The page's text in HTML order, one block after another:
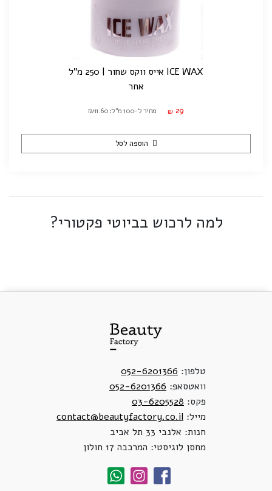
ICE WAX אייס ווקס שחור | 250 מ"ל
אחר
₪ 29 מחיר ל-100 מ"ל: ₪11.60
הוספה לסל
למה לרכוש בביוטי פקטורי?
טלפון: 052-6201366
וואטסאפ: 052-6201366
פקס: 03-6205528
מייל: contact@beautyfactory.co.il
חנות: אלנבי 33 תל אביב
מחסן לוגיסטי: המרכבה 17 חולון